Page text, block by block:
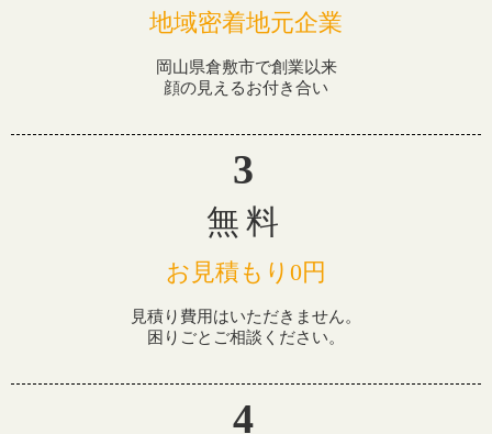
地域密着地元企業
岡山県倉敷市で創業以来
顔の見えるお付き合い
無料
お見積もり0円
見積り費用はいただきません。
困りごとご相談ください。